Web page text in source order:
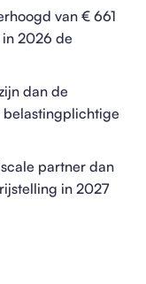
van € 661
2026 de
dan de
partner dan
in 2027